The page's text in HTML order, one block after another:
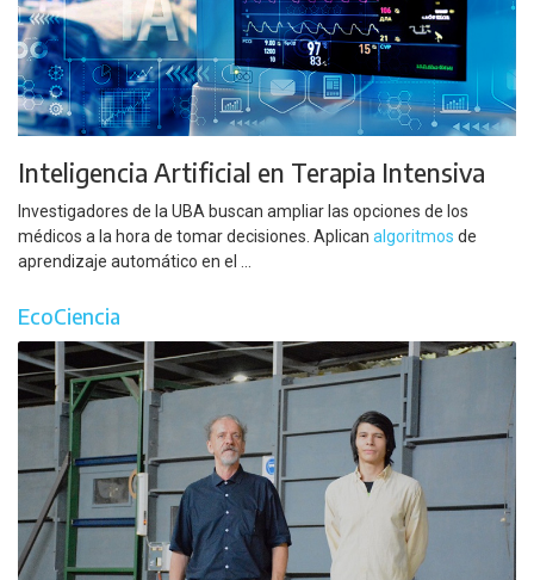
Inteligencia Artificial en Terapia Intensiva
Investigadores de la UBA buscan ampliar las opciones de los
médicos a la hora de tomar decisiones. Aplican algoritmos de
aprendizaje automático en el ...
EcoCiencia